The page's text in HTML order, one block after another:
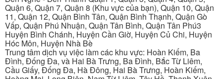
Quận 6, Quận 7, Quận 8 (Khu vực của bạn), Quận 10, Quận
11, Quận 12, Quận Bình Tân, Quận Bình Thạnh, Quận Gò
Vấp, Quận Phú Nhuận, Quận Tân Bình, Quận Tân Phú3
Huyện Bình Chánh, Huyện Cần Giờ, Huyện Củ Chi, Huyện
Hóc Môn, Huyện Nhà Bè
Trung tâm dịch vụ việc làm các khu vực: Hoàn Kiếm, Ba
Đình, Đống Đa, và Hai Bà Trưng, Ba Đình, Bắc Từ Liêm,
Cầu Giấy, Đống Đa, Hà Đông, Hai Bà Trưng, Hoàn Kiếm,